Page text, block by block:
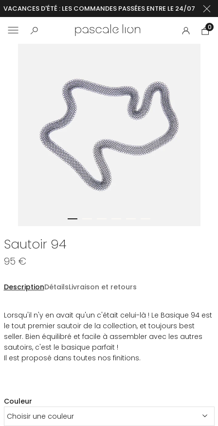
VACANCES D'ÉTÉ : LES COMMANDES PASSÉES ENTRE LE 24/07 ET
0
Sautoir 94
95 €
DescriptionDétailsLivraison et retours
Lorsqu'il n'y en avait qu'un c'était celui-là ! Le Basique 94 est
le tout premier sautoir de la collection, et toujours best
seller. Bien équilibré et facile à assembler avec les autres
sautoirs, c'est le basique parfait !
Il est proposé dans toutes nos finitions.
Couleur
Choisir une couleur